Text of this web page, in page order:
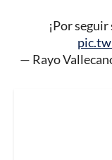
¡Por
— Rayo